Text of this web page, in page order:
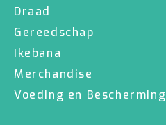
Draad
Gereedschap
Ikebana
Merchandise
Voeding en Bescherming